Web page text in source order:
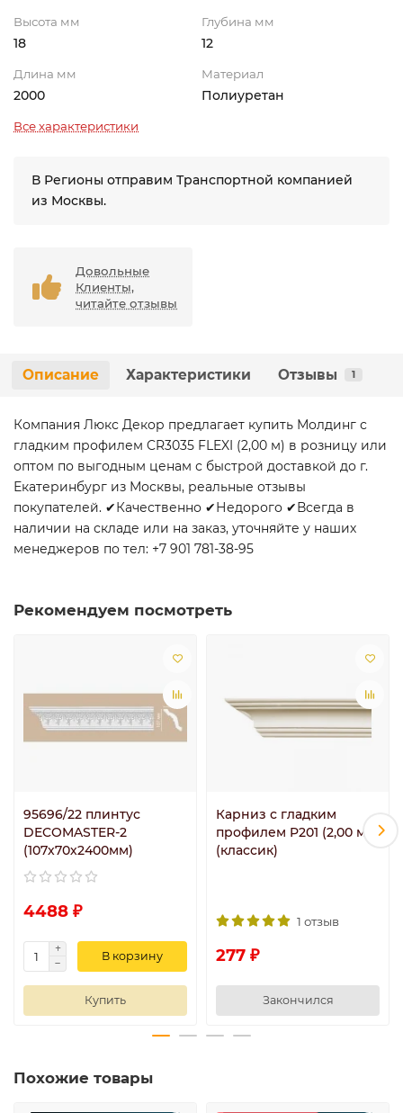
Высота мм
18
Глубина мм
12
Длина мм
2000
Материал
Полиуретан
Все характеристики
В Регионы отправим Транспортной компанией
из Москвы.
Довольные
Клиенты,
читайте отзывы
Описание Характеристики Отзывы 1
Компания Люкс Декор предлагает купить Молдинг с
гладким профилем CR3035 FLEXI (2,00 м) в розницу или
оптом по выгодным ценам с быстрой доставкой до г.
Екатеринбург из Москвы, реальные отзывы
покупателей. ✔Качественно ✔Недорого ✔Всегда в
наличии на складе или на заказ, уточняйте у наших
менеджеров по тел: +7 901 781-38-95
Рекомендуем посмотреть
95696/22 плинтус
DECOMASTER-2
(107х70х2400мм)
4488 ₽
В корзину
Купить
Карниз с гладким
профилем P201 (2,00 м)
(классик)
1 отзыв
277 ₽
Закончился
Похожие товары